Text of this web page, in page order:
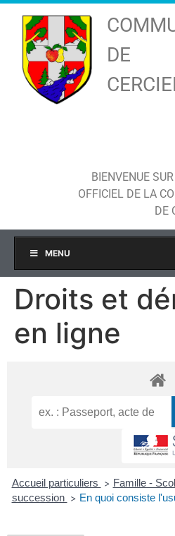
DE
BIENVENUE
OFFICIEL DE LA
DE
MENU
Droits et
en ligne
Accueil particuliers > Famille -
succession > En quoi consiste